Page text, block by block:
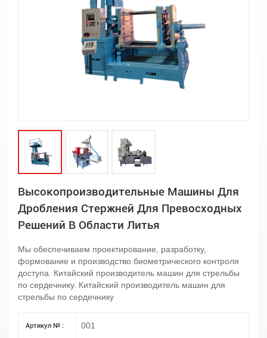
Высокопроизводительные Машины Для
Дробления Стержней Для Превосходных
Решений В Области Литья
Мы обеспечиваем проектирование, разработку,
формование и производство биометрического контроля
доступа. Китайский производитель машин для стрельбы
по сердечнику. Китайский производитель машин для
стрельбы по сердечнику
Артикул № : 001